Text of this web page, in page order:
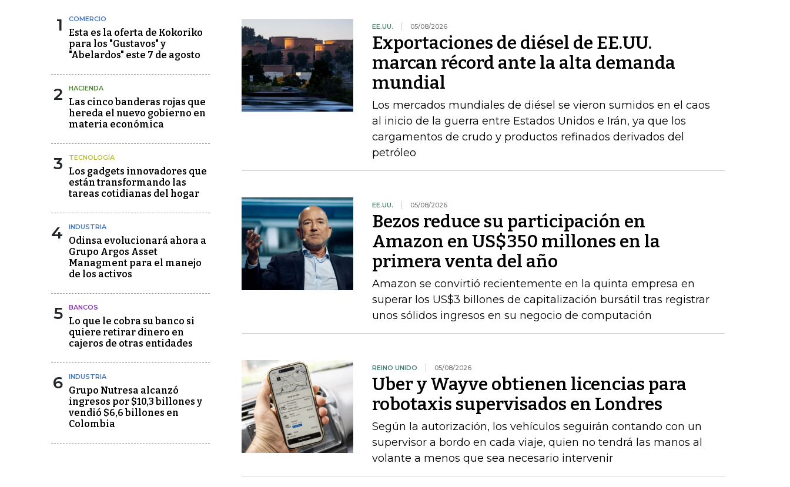
1 COMERCIO
Esta es la oferta de Kokoriko
para los "Gustavos" y
"Abelardos" este 7 de agosto
2 HACIENDA
Las cinco banderas rojas que
hereda el nuevo gobierno en
materia económica
3 TECNOLOGÍA
Los gadgets innovadores que
están transformando las
tareas cotidianas del hogar
4 INDUSTRIA
Odinsa evolucionará ahora a
Grupo Argos Asset
Managment para el manejo
de los activos
5 BANCOS
Lo que le cobra su banco si
quiere retirar dinero en
cajeros de otras entidades
6 INDUSTRIA
Grupo Nutresa alcanzó
ingresos por $10,3 billones y
vendió $6,6 billones en
Colombia
EE.UU. 05/08/2026
Exportaciones de diésel de EE.UU.
marcan récord ante la alta demanda
mundial
Los mercados mundiales de diésel se vieron sumidos en el caos
al inicio de la guerra entre Estados Unidos e Irán, ya que los
cargamentos de crudo y productos refinados derivados del
petróleo
EE.UU. 05/08/2026
Bezos reduce su participación en
Amazon en US$350 millones en la
primera venta del año
Amazon se convirtió recientemente en la quinta empresa en
superar los US$3 billones de capitalización bursátil tras registrar
unos sólidos ingresos en su negocio de computación
REINO UNIDO 05/08/2026
Uber y Wayve obtienen licencias para
robotaxis supervisados ​​en Londres
Según la autorización, los vehículos seguirán contando con un
supervisor a bordo en cada viaje, quien no tendrá las manos al
volante a menos que sea necesario intervenir